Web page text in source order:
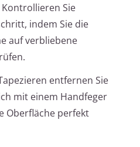
Kontrollieren Sie
indem Sie die
auf verbliebene
entfernen Sie
mit einem Handfeger
Oberfläche perfekt